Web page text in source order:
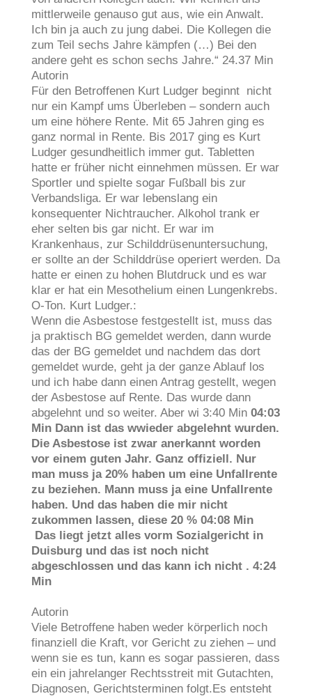
mittlerweile genauso gut aus, wie ein Anwalt.
Ich bin ja auch zu jung dabei. Die Kollegen die
zum Teil sechs Jahre kämpfen (…) Bei den
andere geht es schon sechs Jahre.“ 24.37 Min
Autorin
Für den Betroffenen Kurt Ludger beginnt nicht
nur ein Kampf ums Überleben – sondern auch
um eine höhere Rente. Mit 65 Jahren ging es
ganz normal in Rente. Bis 2017 ging es Kurt
Ludger gesundheitlich immer gut. Tabletten
hatte er früher nicht einnehmen müssen. Er war
Sportler und spielte sogar Fußball bis zur
Verbandsliga. Er war lebenslang ein
konsequenter Nichtraucher. Alkohol trank er
eher selten bis gar nicht. Er war im
Krankenhaus, zur Schilddrüsenuntersuchung,
er sollte an der Schilddrüse operiert werden. Da
hatte er einen zu hohen Blutdruck und es war
klar er hat ein Mesothelium einen Lungenkrebs.
O-Ton. Kurt Ludger.:
Wenn die Asbestose festgestellt ist, muss das
ja praktisch BG gemeldet werden, dann wurde
das der BG gemeldet und nachdem das dort
gemeldet wurde, geht ja der ganze Ablauf los
und ich habe dann einen Antrag gestellt, wegen
der Asbestose auf Rente. Das wurde dann
abgelehnt und so weiter. Aber wi 3:40 Min 04:03
Min Dann ist das wwieder abgelehnt wurden.
Die Asbestose ist zwar anerkannt worden
vor einem guten Jahr. Ganz offiziell. Nur
man muss ja 20% haben um eine Unfallrente
zu beziehen. Mann muss ja eine Unfallrente
haben. Und das haben die mir nicht
zukommen lassen, diese 20 % 04:08 Min
Das liegt jetzt alles vorm Sozialgericht in
Duisburg und das ist noch nicht
abgeschlossen und das kann ich nicht . 4:24
Min
Autorin
Viele Betroffene haben weder körperlich noch
finanziell die Kraft, vor Gericht zu ziehen – und
wenn sie es tun, kann es sogar passieren, dass
ein ein jahrelanger Rechtsstreit mit Gutachten,
Diagnosen, Gerichtsterminen folgt.Es entsteht